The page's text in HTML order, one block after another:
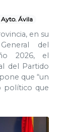
Ayto. Ávila
en su
del
2026, el
del Partido
que “un
político que